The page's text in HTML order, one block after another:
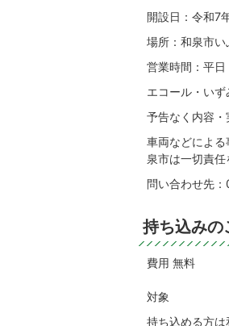
開設日：令和7
場所：和泉市い
営業時間：平
エコール・い
予告なく内容・
車両などによ
泉市は一切責任
問い合わせ先
持ち込みの
費用 無料
対象
持ち込める方は